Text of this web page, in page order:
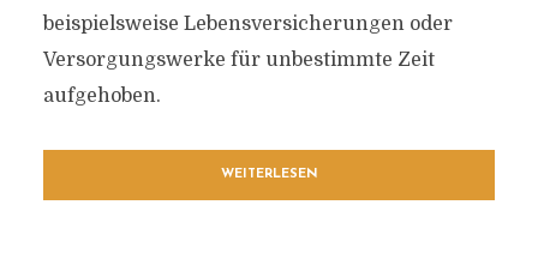
beispielsweise Lebensversicherungen oder
Versorgungswerke für unbestimmte Zeit
aufgehoben.
WEITERLESEN